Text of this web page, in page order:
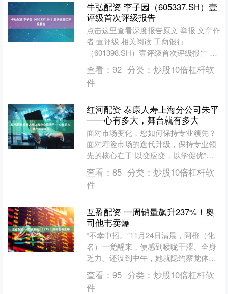
牛弘配资 李子园（605337.SH）壹
评级首次评级报告
点击这里查看深度报告原文 举报 文章作
者 壹评级 相关阅读 工商银行
（601398.SH）壹评级首次评级报告 第
一财经“壹评级”2025年首次评级报告 0
20....
查看： 92 分类： 炒股10倍杠杆软
件
红河配资 泰康人寿上海分公司朱平
——心有多大，舞台就有多大
面对市场变化，您如何保持专业领先？
面对寿险市场的迭代升级，保持专业领
先的核心在于“以变应变，以学促优”。
我始终坚信“停止学习就无法适应新寿险
的道路”，从201....
查看： 85 分类： 炒股10倍杠杆软
件
互盈配资 一周销量飙升237%！奥
司他韦卖爆
“不幸中招。”11月24日清晨，阿橙（化
名）一觉醒来，便感到喉咙干涩、全身
乏力。还没到中午，她就隐约察觉体温
升高，与前些日子的风寒感冒症状相
比，“这种感觉截然不....
查看： 95 分类： 炒股10倍杠杆软
件